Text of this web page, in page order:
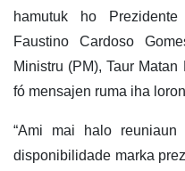
hamutuk ho
Faustino Cardoso
Ministru (PM), Taur
fó mensajen ruma iha
“Ami mai halo reuniaun
disponibilidade marka